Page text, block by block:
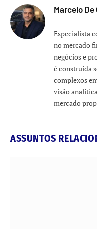
Marcelo De
Especialista
no mercado
negócios e
é construída
complexos
visão
mercado
ASSUNTOS